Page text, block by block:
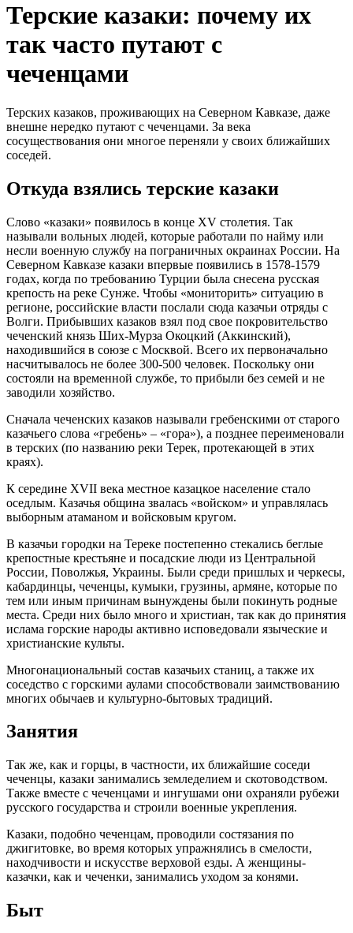
Терские казаки: почему их
так часто путают с
чеченцами
Терских казаков, проживающих на Северном Кавказе, даже
внешне нередко путают с чеченцами. За века
сосуществования они многое переняли у своих ближайших
соседей.
Откуда взялись терские казаки
Слово «казаки» появилось в конце XV столетия. Так
называли вольных людей, которые работали по найму или
несли военную службу на пограничных окраинах России. На
Северном Кавказе казаки впервые появились в 1578-1579
годах, когда по требованию Турции была снесена русская
крепость на реке Сунже. Чтобы «мониторить» ситуацию в
регионе, российские власти послали сюда казачьи отряды с
Волги. Прибывших казаков взял под свое покровительство
чеченский князь Ших-Мурза Окоцкий (Аккинский),
находившийся в союзе с Москвой. Всего их первоначально
насчитывалось не более 300-500 человек. Поскольку они
состояли на временной службе, то прибыли без семей и не
заводили хозяйство.
Сначала чеченских казаков называли гребенскими от старого
казачьего слова «гребень» – «гора»), а позднее переименовали
в терских (по названию реки Терек, протекающей в этих
краях).
К середине XVII века местное казацкое население стало
оседлым. Казачья община звалась «войском» и управлялась
выборным атаманом и войсковым кругом.
В казачьи городки на Тереке постепенно стекались беглые
крепостные крестьяне и посадские люди из Центральной
России, Поволжья, Украины. Были среди пришлых и черкесы,
кабардинцы, чеченцы, кумыки, грузины, армяне, которые по
тем или иным причинам вынуждены были покинуть родные
места. Среди них было много и христиан, так как до принятия
ислама горские народы активно исповедовали языческие и
христианские культы.
Многонациональный состав казачьих станиц, а также их
соседство с горскими аулами способствовали заимствованию
многих обычаев и культурно-бытовых традиций.
Занятия
Так же, как и горцы, в частности, их ближайшие соседи
чеченцы, казаки занимались земледелием и скотоводством.
Также вместе с чеченцами и ингушами они охраняли рубежи
русского государства и строили военные укрепления.
Казаки, подобно чеченцам, проводили состязания по
джигитовке, во время которых упражнялись в смелости,
находчивости и искусстве верховой езды. А женщины-
казачки, как и чеченки, занимались уходом за конями.
Быт